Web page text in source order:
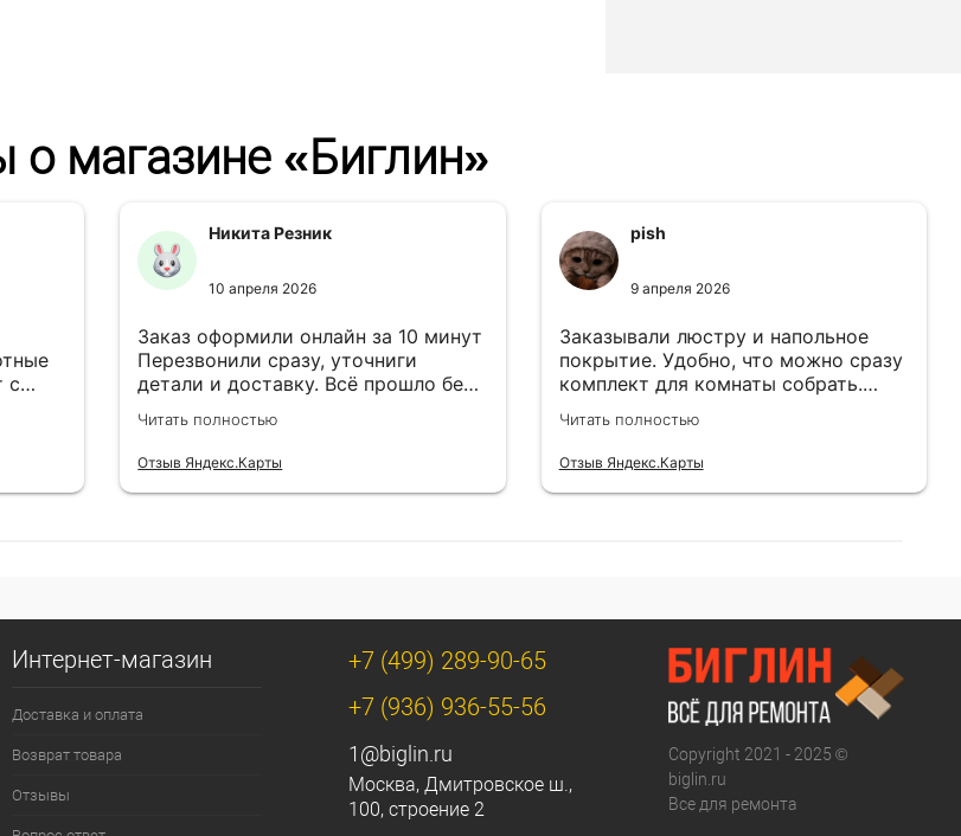
о магазине «Биглин»
с
Никита Резник
10 апреля 2026
Заказ оформили онлайн за 10 минут
Перезвонили сразу, уточниги
детали и доставку. Всё прошло без
лишней суеты.
Читать полностью
Отзыв Яндекс.Карты
pish
9 апреля 2026
Заказывали люстру и напольное
покрытие. Удобно, что можно сразу
комплект для комнаты собрать.
Цены адекватные.
Читать полностью
Отзыв Яндекс.Карты
Интернет-магазин
Доставка и оплата
Возврат товара
Отзывы
+7 (499) 289-90-65
+7 (936) 936-55-56
1@biglin.ru
Москва, Дмитровское ш.,
100, строение 2
Copyright 2021 - 2025 ©
biglin.ru
Все для ремонта